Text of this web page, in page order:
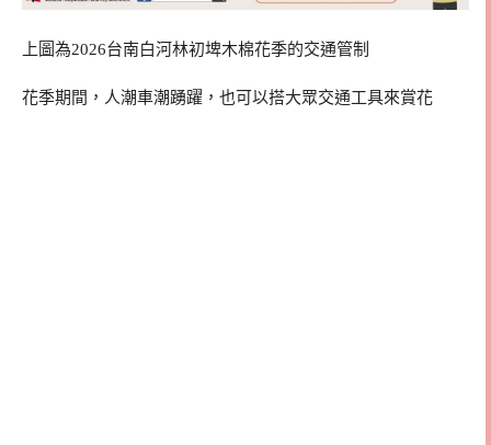
上圖為2026台南白河林初埤木棉花季的交通管制
花季期間，人潮車潮踴躍，也可以搭大眾交通工具來賞花